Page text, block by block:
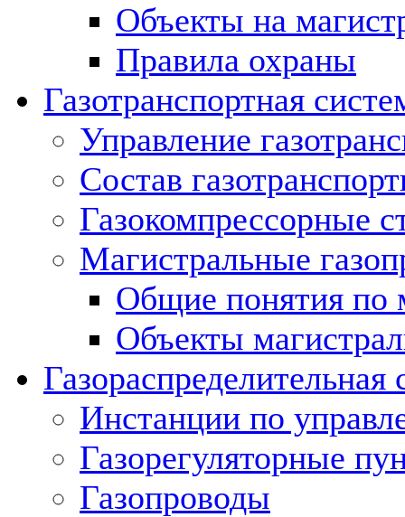
Объекты на
Правила охраны
Газотранспортная
Управление
Состав
Газокомпрессорные
Магистральные
Общие понятия по
Объекты
Газораспределительная
Инстанции по
Газорегуляторные
Газопроводы